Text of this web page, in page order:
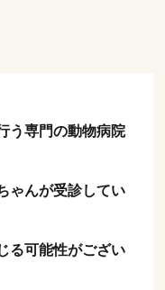
う専門の動物病院
ゃんが受診してい
る可能性がござい